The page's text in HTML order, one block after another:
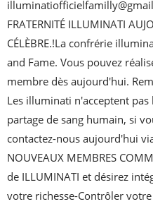
FRATERNITÉ ILLUMINATI
CÉLÈBRE.!La confrérie
and Fame. Vous pouvez
membre dès aujourd'hui.
Les illuminati n'acceptent
partage de sang humain, si
contactez-nous aujourd'hui
NOUVEAUX MEMBRES
de ILLUMINATI et désirez
votre richesse-Contrôler